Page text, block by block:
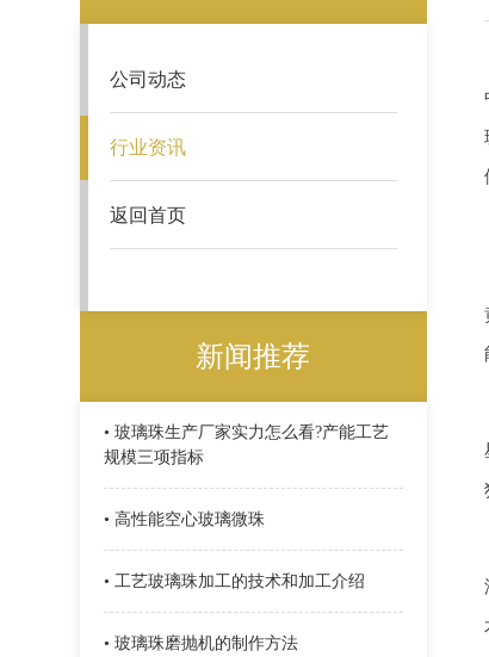
公司动态
行业资讯
返回首页
新闻推荐
• 玻璃珠生产厂家实力怎么看?产能工艺
规模三项指标
• 高性能空心玻璃微珠
• 工艺玻璃珠加工的技术和加工介绍
• 玻璃珠磨抛机的制作方法